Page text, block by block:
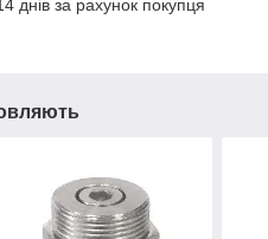
днів за рахунок покупця